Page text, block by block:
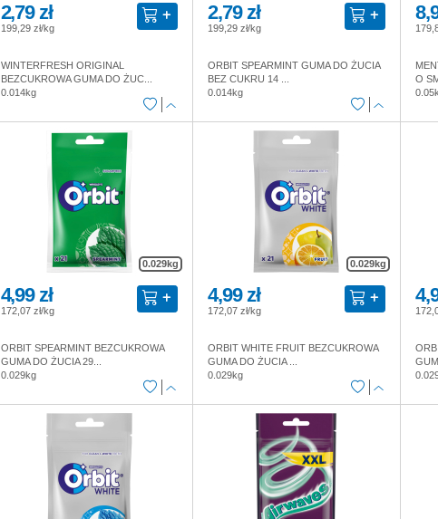
2,79 zł
199,29 zł/kg
WINTERFRESH ORIGINAL
BEZCUKROWA GUMA DO ŻUC...
0.014kg
2,79 zł
199,29 zł/kg
ORBIT SPEARMINT GUMA DO ŻUCIA
BEZ CUKRU 14 ...
0.014kg
O
0.029kg
4,99 zł
172,07 zł/kg
ORBIT SPEARMINT BEZCUKROWA
GUMA DO ŻUCIA 29...
0.029kg
0.029kg
4,99 zł
172,07 zł/kg
ORBIT WHITE FRUIT BEZCUKROWA
GUMA DO ŻUCIA ...
0.029kg